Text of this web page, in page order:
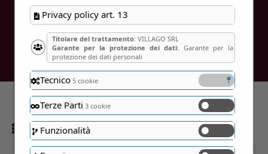
Showing all 5 results
Privacy policy art. 13
Titolare del trattamento: VILLAGO SRL
Garante per la protezione dei dati: Garante per la
protezione dei dati personali
Tecnico5 cookie
Terze Parti 3 cookie
Funzionalità